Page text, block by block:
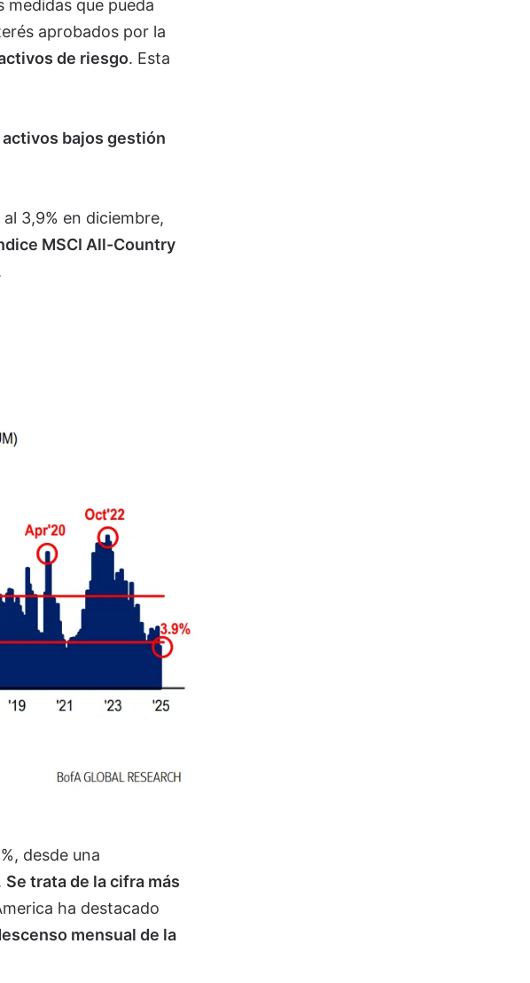
que pueda
aprobados por la
de riesgo. Esta
bajos gestión
3,9% en diciembre,
MSCI All-Country
desde una
Se trata de la cifra más
ha destacado
mensual de la